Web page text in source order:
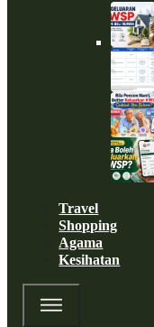
Travel
Shopping
Agama
Kesihatan